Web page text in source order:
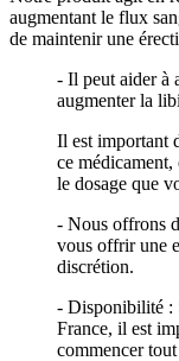
augmentant le flux
de maintenir une
- Il peut aider à
augmenter la
Il est important
ce
le dosage que
- Nous offrons
vous offrir une
discrétion.
- Disponibilité :
France, il est
commencer